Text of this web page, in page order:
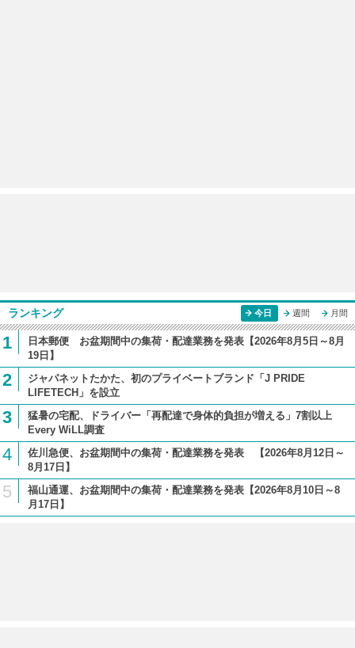
ランキング 今日 週間 月間
1
日本郵便 お盆期間中の集荷・配達業務を発表【2026年8月5日～8月
19日】
2
ジャパネットたかた、初のプライベートブランド「J PRIDE
LIFETECH」を設立
3
猛暑の宅配、ドライバー「再配達で身体的負担が増える」7割以上
Every WiLL調査
4
佐川急便、お盆期間中の集荷・配達業務を発表 【2026年8月12日～
8月17日】
5
福山通運、お盆期間中の集荷・配達業務を発表【2026年8月10日～8
月17日】